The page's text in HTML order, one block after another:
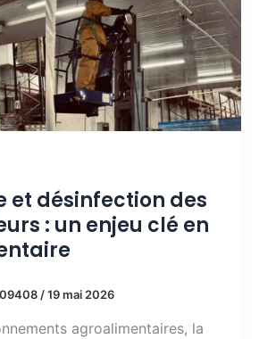
et désinfection des
: un enjeu clé en
/19 mai 2026
agroalimentaires, la